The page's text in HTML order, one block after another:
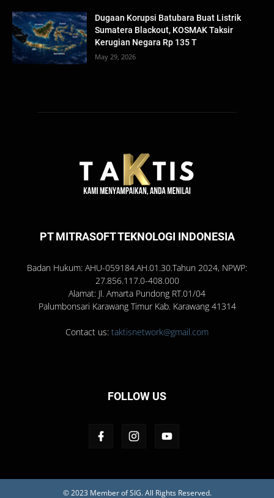
Dugaan Korupsi Batubara Buat Listrik
Sumatera Blackout, KOSMAK Taksir
Kerugian Negara Rp 135 T
May 29, 2026
PT MITRASOFT TEKNOLOGI INDONESIA
Badan Hukum: AHU-059184.AH.01.30.Tahun 2024, NPWP:
27.856.117.0-408.000
Alamat: Jl. Amarta Pundong RT.01/04
Palumbonsari Karawang Timur Kab. Karawang 41314
Contact us: taktisnetwork@gmail.com
FOLLOW US
© 2023 Member ofSIG. All Rights Reserved.